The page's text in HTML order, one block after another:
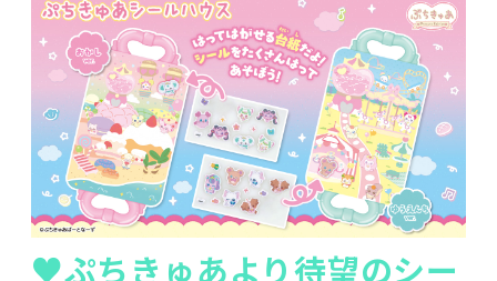
♥ぷちきゅあより待望のシー